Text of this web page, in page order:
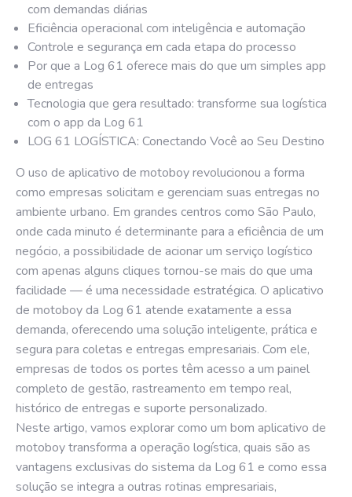
com demandas diárias
Eficiência operacional com inteligência e automação
Controle e segurança em cada etapa do processo
Por que a Log 61 oferece mais do que um simples app
de entregas
Tecnologia que gera resultado: transforme sua logística
com o app da Log 61
LOG 61 LOGÍSTICA: Conectando Você ao Seu Destino
O uso de aplicativo de motoboy revolucionou a forma
como empresas solicitam e gerenciam suas entregas no
ambiente urbano. Em grandes centros como São Paulo,
onde cada minuto é determinante para a eficiência de um
negócio, a possibilidade de acionar um serviço logístico
com apenas alguns cliques tornou-se mais do que uma
facilidade — é uma necessidade estratégica. O aplicativo
de motoboy da Log 61 atende exatamente a essa
demanda, oferecendo uma solução inteligente, prática e
segura para coletas e entregas empresariais. Com ele,
empresas de todos os portes têm acesso a um painel
completo de gestão, rastreamento em tempo real,
histórico de entregas e suporte personalizado.
Neste artigo, vamos explorar como um bom aplicativo de
motoboy transforma a operação logística, quais são as
vantagens exclusivas do sistema da Log 61 e como essa
solução se integra a outras rotinas empresariais,